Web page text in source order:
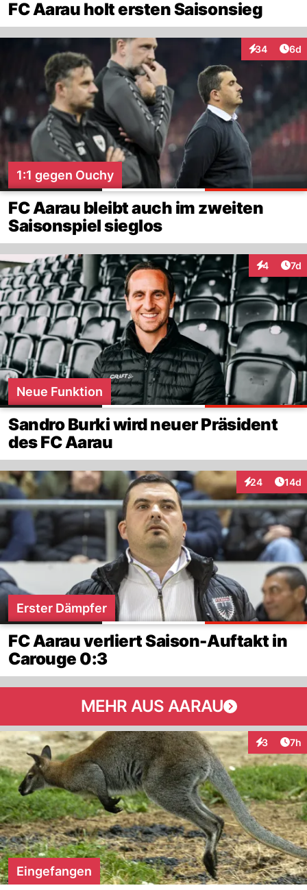
FC Aarau holt ersten Saisonsieg
34
Interaktionen
6d
1:1 gegen Ouchy
FC Aarau bleibt auch im zweiten
Saisonspiel sieglos
4 7d
Neue Funktion
Sandro Burki wird neuer Präsident
des FC Aarau
24
Interaktionen
14d
Erster Dämpfer
FC Aarau verliert Saison-Auftakt in
Carouge 0:3
MEHR AUS AARAU
3 7h
Eingefangen